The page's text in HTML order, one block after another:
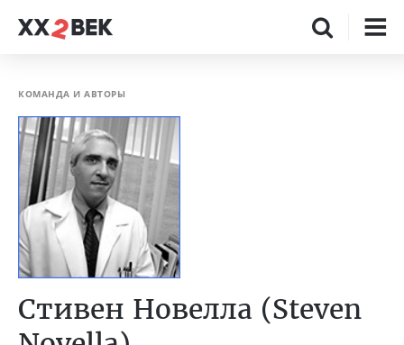
КОМАНДА И АВТОРЫ
Стивен Новелла (Steven